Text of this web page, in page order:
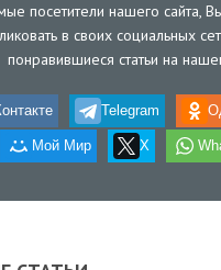
посетители нашего сайта,
в своих социальных
понравившиеся статьи на
Telegram
Мой Мир X